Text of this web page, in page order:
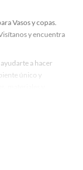
Vasos y copas.
y encuentra
a hacer
único y
tú.
aquí para hacer
para ofrecerte en
Sodimac